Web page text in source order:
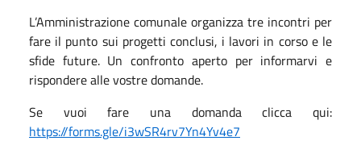
L’Amministrazione comunale organizza tre incontri per
fare il punto sui progetti conclusi, i lavori in corso e le
sfide future. Un confronto aperto per informarvi e
rispondere alle vostre domande.
Se vuoi fare una domanda clicca qui:
https://forms.gle/i3wSR4rv7Yn4Yv4e7